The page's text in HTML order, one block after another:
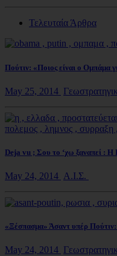
Τελευταία Άρθρα
Πούτιν: «Ποιος είναι ο Ομπάμα
May 25, 2014
Deja vu ; Σου το ‘χω ξαναπεί : Η
May 24, 2014 Α.Ι.Σ.
«Ξέσπασμα» Άσαντ υπέρ
May 24, 2014